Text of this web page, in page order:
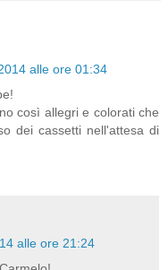
alle ore 01:34
così allegri e colorati che
dei cassetti nell'attesa di
alle ore 21:24